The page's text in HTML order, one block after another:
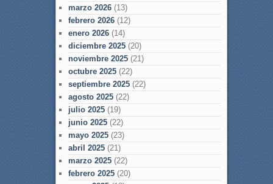
marzo 2026(13)
febrero 2026(12)
enero 2026(14)
diciembre 2025(20)
noviembre 2025(21)
octubre 2025(22)
septiembre 2025(22)
agosto 2025(22)
julio 2025(19)
junio 2025(22)
mayo 2025(23)
abril 2025(21)
marzo 2025(22)
febrero 2025(20)